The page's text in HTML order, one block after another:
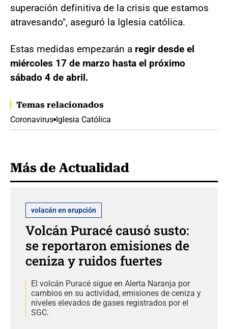
superación definitiva de la crisis que estamos
atravesando", aseguró la Iglesia católica.
Estas medidas empezarán a regir desde el
miércoles 17 de marzo hasta el próximo
sábado 4 de abril.
Temas relacionados
Coronavirus Iglesia Católica
Más de Actualidad
volacán en erupción
Volcán Puracé causó susto:
se reportaron emisiones de
ceniza y ruidos fuertes
El volcán Puracé sigue en Alerta Naranja por
cambios en su actividad, emisiones de ceniza y
niveles elevados de gases registrados por el
SGC.